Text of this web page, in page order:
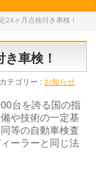
24ヶ月点検付き車検！
車検！
カテゴリー : お知らせ
台を誇る国の指
や技術の一定基
等の自動車検査
ーラーと同じ法